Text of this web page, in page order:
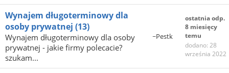
Wynajem długoterminowy dla
osoby prywatnej (13)
Wynajem długoterminowy dla osoby
prywatnej - jakie firmy polecacie?
szukam...
~Pestk
ostatnia odp.
8 miesięcy
temu
dodano: 28
września 2022